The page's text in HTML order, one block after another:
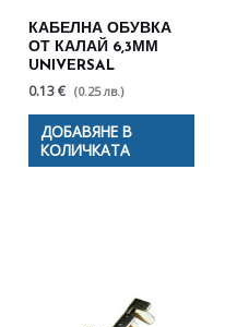
КАБЕЛНА ОБУВКА
ОТ КАЛАЙ 6,3ММ
UNIVERSAL
0.13 € (0.25 лв.)
ДОБАВЯНЕ В
КОЛИЧКАТА